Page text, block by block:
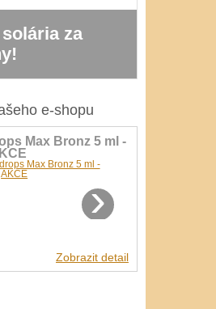
řada solárií Ergoline
1600
e-shopu
Max Bronz 5 ml -
›
Zobrazit detail